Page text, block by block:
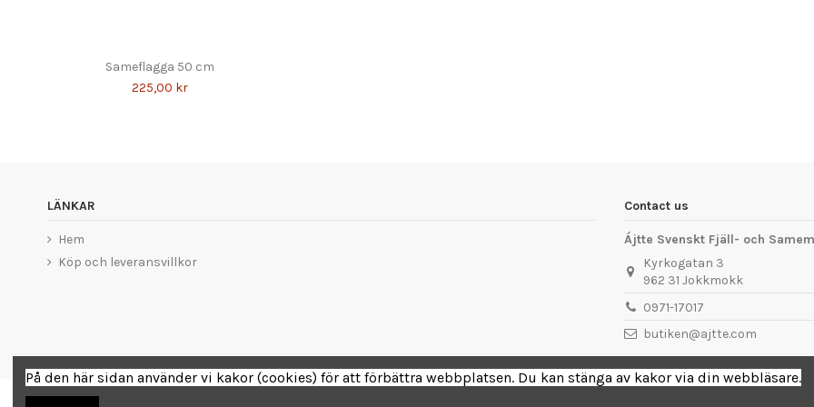
Sameflagga 50 cm
225,00 kr
LÄNKAR
Hem
Köp och leveransvillkor
Contact us
Ájtte Svenskt Fjäll- och
Kyrkogatan 3
962 31 Jokkmokk
0971-17017
butiken@ajtte.com
På den här sidan använder vi kakor (cookies) för att förbättra webbplatsen. Du kan stänga av kakor via din webbläsare.